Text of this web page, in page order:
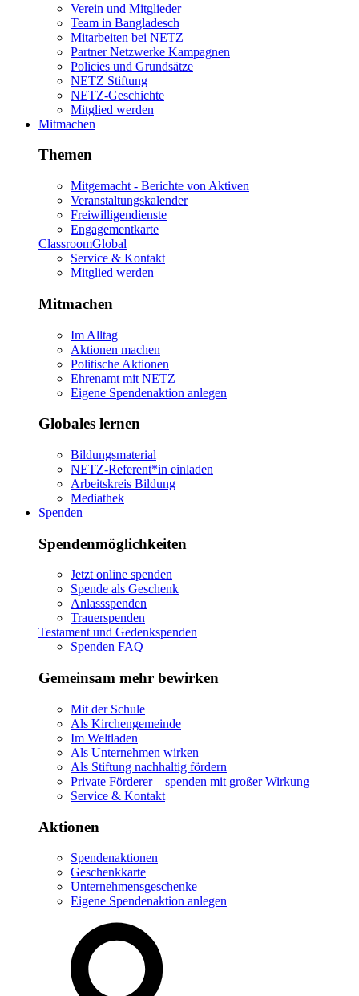
Verein und Mitglieder
Team in Bangladesch
Mitarbeiten bei NETZ
Partner Netzwerke Kampagnen
Policies und Grundsätze
NETZ Stiftung
NETZ-Geschichte
Mitglied werden
Mitmachen
Themen
Mitgemacht - Berichte von Aktiven
Veranstaltungskalender
Freiwilligendienste
Engagementkarte
ClassroomGlobal
Service & Kontakt
Mitglied werden
Mitmachen
Im Alltag
Aktionen machen
Politische Aktionen
Ehrenamt mit NETZ
Eigene Spendenaktion anlegen
Globales lernen
Bildungsmaterial
NETZ-Referent*in einladen
Arbeitskreis Bildung
Mediathek
Spenden
Spendenmöglichkeiten
Jetzt online spenden
Spende als Geschenk
Anlassspenden
Trauerspenden
Testament und Gedenkspenden
Spenden FAQ
Gemeinsam mehr bewirken
Mit der Schule
Als Kirchengemeinde
Im Weltladen
Als Unternehmen wirken
Als Stiftung nachhaltig fördern
Private Förderer – spenden mit großer Wirkung
Service & Kontakt
Aktionen
Spendenaktionen
Geschenkkarte
Unternehmensgeschenke
Eigene Spendenaktion anlegen